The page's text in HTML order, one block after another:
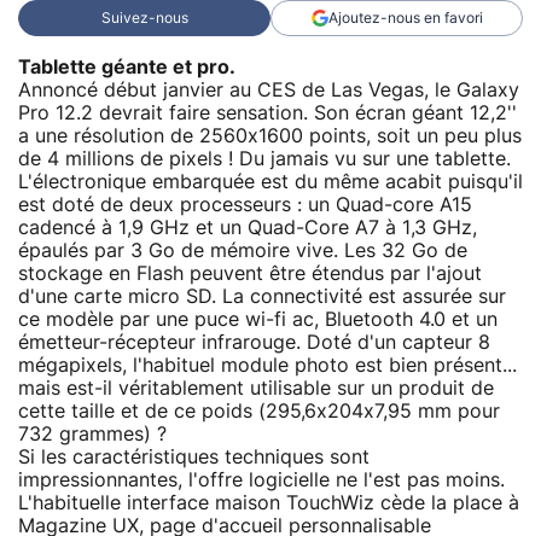
Suivez-nous Ajoutez-nous en favori
Tablette géante et pro.
Annoncé début janvier au CES de Las Vegas, le Galaxy
Pro 12.2 devrait faire sensation. Son écran géant 12,2''
a une résolution de 2560x1600 points, soit un peu plus
de 4 millions de pixels ! Du jamais vu sur une tablette.
L'électronique embarquée est du même acabit puisqu'il
est doté de deux processeurs : un Quad-core A15
cadencé à 1,9 GHz et un Quad-Core A7 à 1,3 GHz,
épaulés par 3 Go de mémoire vive. Les 32 Go de
stockage en Flash peuvent être étendus par l'ajout
d'une carte micro SD. La connectivité est assurée sur
ce modèle par une puce wi-fi ac, Bluetooth 4.0 et un
émetteur-récepteur infrarouge. Doté d'un capteur 8
mégapixels, l'habituel module photo est bien présent...
mais est-il véritablement utilisable sur un produit de
cette taille et de ce poids (295,6x204x7,95 mm pour
732 grammes) ?
Si les caractéristiques techniques sont
impressionnantes, l'offre logicielle ne l'est pas moins.
L'habituelle interface maison TouchWiz cède la place à
Magazine UX, page d'accueil personnalisable